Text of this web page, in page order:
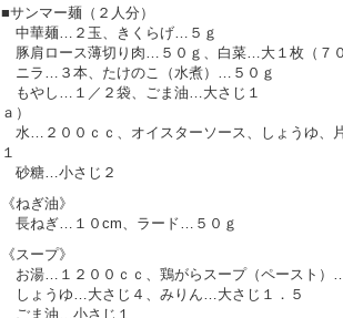
■サンマー麺（２人分）
中華麺…２玉、きくらげ…５ｇ
豚肩ロース薄切り肉…５０ｇ、白菜…大１枚（７
ニラ…３本、たけのこ（水煮）…５０ｇ
もやし…１／２袋、ごま油…大さじ１
ａ）
水…２００ｃｃ、オイスターソース、しょうゆ、
１
砂糖…小さじ２
《ねぎ油》
長ねぎ…１０cm、ラード…５０ｇ
《スープ》
お湯…１２００ｃｃ、鶏がらスープ（ペースト）
しょうゆ…大さじ４、みりん…大さじ１．５
ごま油…小さじ１